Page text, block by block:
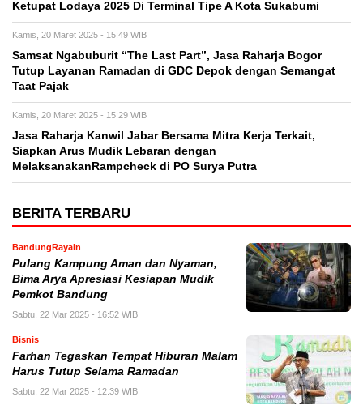
Ketupat Lodaya 2025 Di Terminal Tipe A Kota Sukabumi
Kamis, 20 Maret 2025 - 15:49 WIB
Samsat Ngabuburit “The Last Part”, Jasa Raharja Bogor
Tutup Layanan Ramadan di GDC Depok dengan Semangat
Taat Pajak
Kamis, 20 Maret 2025 - 15:29 WIB
Jasa Raharja Kanwil Jabar Bersama Mitra Kerja Terkait,
Siapkan Arus Mudik Lebaran dengan
MelaksanakanRampcheck di PO Surya Putra
BERITA TERBARU
BandungRayaIn
Pulang Kampung Aman dan Nyaman,
Bima Arya Apresiasi Kesiapan Mudik
Pemkot Bandung
Sabtu, 22 Mar 2025 - 16:52 WIB
Bisnis
Farhan Tegaskan Tempat Hiburan Malam
Harus Tutup Selama Ramadan
Sabtu, 22 Mar 2025 - 12:39 WIB